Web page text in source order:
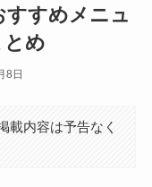
すすめメニュ
とめ
8日
載内容は予告なく